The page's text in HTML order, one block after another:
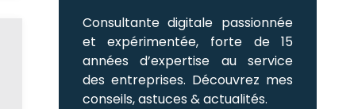
Consultante digitale passionnée
et expérimentée, forte de 15
années d’expertise au service
des entreprises. Découvrez mes
conseils, astuces & actualités.